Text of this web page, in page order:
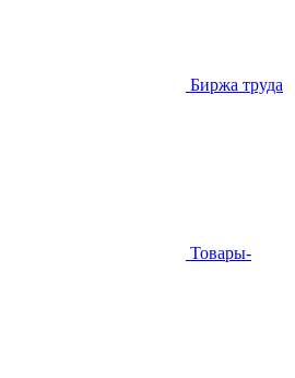
Биржа труда
Товары-